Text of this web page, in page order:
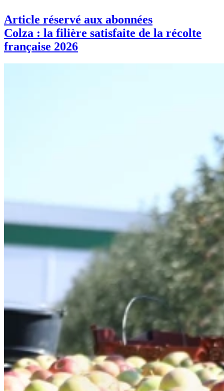
Article réservé aux abonnées
Colza : la filière satisfaite de la récolte
française 2026